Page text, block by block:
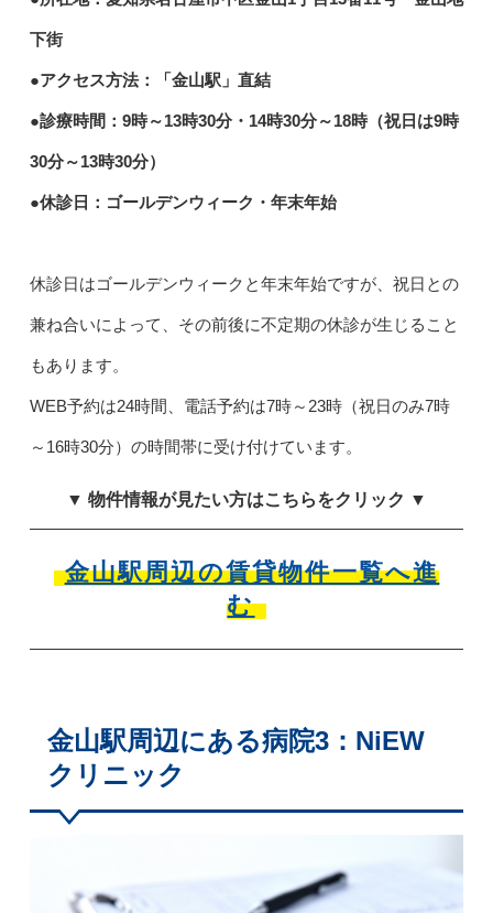
下街
●アクセス方法：「金山駅」直結
●診療時間：9時～13時30分・14時30分～18時（祝日は9時
30分～13時30分）
●休診日：ゴールデンウィーク・年末年始
休診日はゴールデンウィークと年末年始ですが、祝日との
兼ね合いによって、その前後に不定期の休診が生じること
もあります。
WEB予約は24時間、電話予約は7時～23時（祝日のみ7時
～16時30分）の時間帯に受け付けています。
▼ 物件情報が見たい方はこちらをクリック ▼
金山駅周辺の賃貸物件一覧へ進
む
金山駅周辺にある病院3：NiEW
クリニック